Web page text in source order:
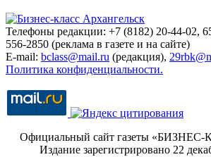
Телефоны редакции: +7 (8182) 20-44-02,
556-2850 (реклама в газете и на сайте)
E-mail: bclass@mail.ru (редакция),
Политика конфиденциальности.
Официальный сайт газеты «БИЗНЕС-
Издание зарегистрировано 22